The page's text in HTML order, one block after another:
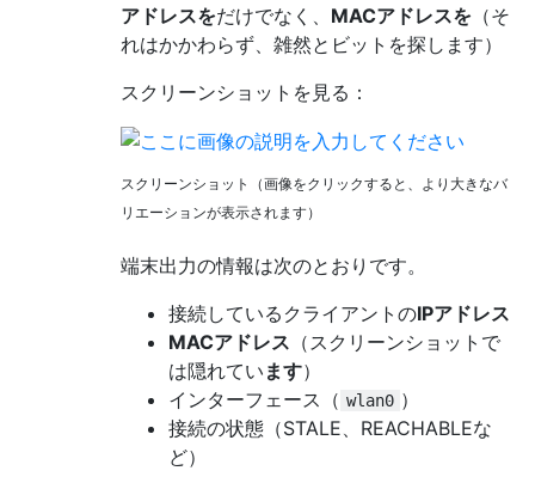
アドレスをだけでなく、 MACアドレスを （そ
れはかかわらず、雑然とビットを探します）
スクリーンショットを見る：
スクリーンショット（画像をクリックすると、より大きなバ
リエーションが表示されます）
端末出力の情報は次のとおりです。
接続しているクライアントのIPアドレス
MACアドレス （スクリーンショットで
は隠れてい ます）
インターフェース（ wlan0 ）
接続の状態（STALE、REACHABLEな
ど）